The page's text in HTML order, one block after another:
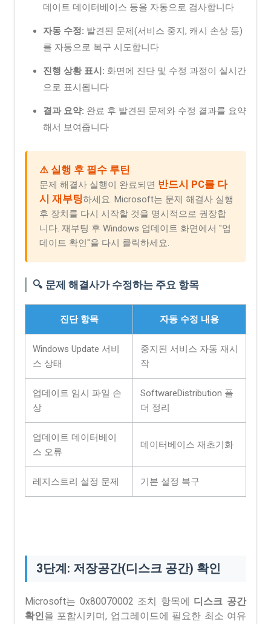
데이트 데이터베이스 등을 자동으로 검사합니다
자동 수정: 발견된 문제(서비스 중지, 캐시 손상 등)
를 자동으로 복구 시도합니다
진행 상황 표시: 화면에 진단 및 수정 과정이 실시간
으로 표시됩니다
결과 요약: 완료 후 발견된 문제와 수정 결과를 요약
해서 보여줍니다
⚠️ 실행 후 필수 루틴
문제 해결사 실행이 완료되면 반드시 PC를 다
시 재부팅하세요. Microsoft는 문제 해결사 실행
후 장치를 다시 시작할 것을 명시적으로 권장합
니다. 재부팅 후 Windows 업데이트 화면에서 "업
데이트 확인"을 다시 클릭하세요.
🔍 문제 해결사가 수정하는 주요 항목
진단 항목 자동 수정 내용
Windows Update 서비
스 상태
중지된 서비스 자동 재시
작
업데이트 임시 파일 손
상
SoftwareDistribution 폴
더 정리
업데이트 데이터베이
스 오류
데이터베이스 재초기화
레지스트리 설정 문제 기본 설정 복구
3단계: 저장공간(디스크 공간) 확인
Microsoft는 0x80070002 조치 항목에 디스크 공간
확인을 포함시키며, 업그레이드에 필요한 최소 여유